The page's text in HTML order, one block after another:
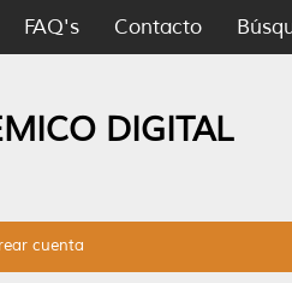
FAQ's Contacto
DIGITAL
cuenta